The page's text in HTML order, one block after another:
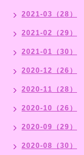
2021-03（28）
2021-02（29）
2021-01（30）
2020-12（26）
2020-11（28）
2020-10（26）
2020-09（29）
2020-08（30）